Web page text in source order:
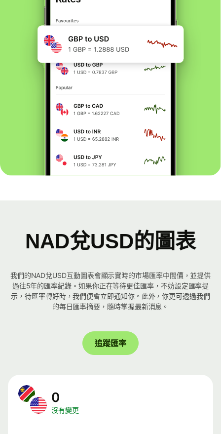
NAD兌USD的圖表
我們的NAD兌USD互動圖表會顯示實時的市場匯率中間價，並提供
過往5年的匯率紀錄。如果你正在等待更佳匯率，不妨設定匯率提
示，待匯率轉好時，我們便會立即通知你。此外，你更可透過我們
的每日匯率摘要，隨時掌握最新消息。
追蹤匯率
0
沒有變更